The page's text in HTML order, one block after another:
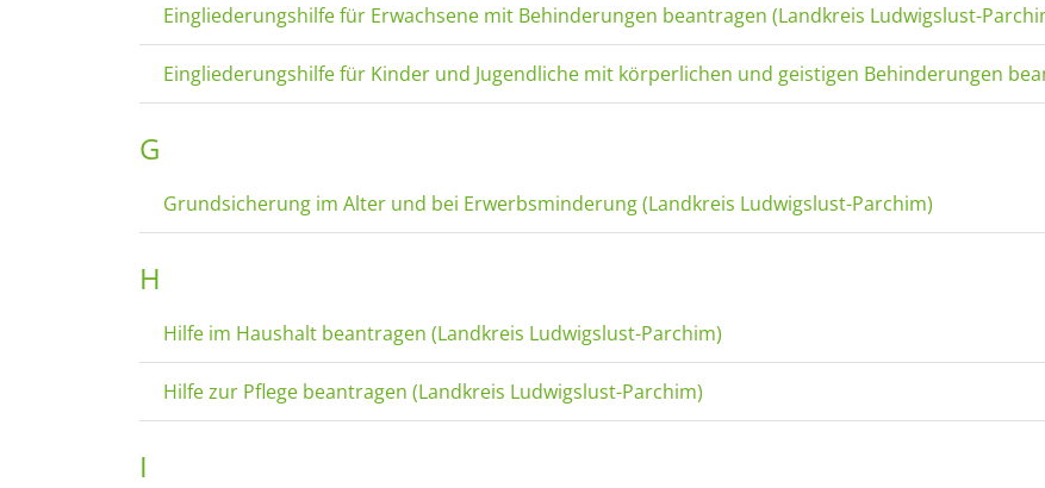
Eingliederungshilfe für Erwachsene mit Behinderungen beantragen (Landkreis Ludwigslust-
Eingliederungshilfe für Kinder und Jugendliche mit körperlichen und geistigen Behinderungen
G
Grundsicherung im Alter und bei Erwerbsminderung (Landkreis Ludwigslust-Parchim)
H
Hilfe im Haushalt beantragen (Landkreis Ludwigslust-Parchim)
Hilfe zur Pflege beantragen (Landkreis Ludwigslust-Parchim)
I